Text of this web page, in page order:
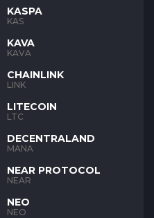
KASPA
KAS
KAVA
KAVA
CHAINLINK
LINK
LITECOIN
LTC
DECENTRALAND
MANA
NEAR PROTOCOL
NEAR
NEO
NEO